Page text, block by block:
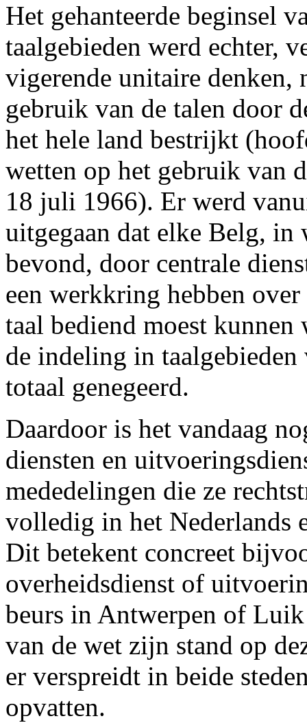
Het gehanteerde beginsel
taalgebieden werd echter,
vigerende unitaire
gebruik van de talen door
het hele land bestrijkt
wetten op het gebruik van
18 juli 1966). Er werd
uitgegaan dat elke Belg,
bevond, door centrale
een werkkring hebben
taal bediend moest
de indeling in taalgebieden
totaal genegeerd.
Daardoor is het vandaag
diensten en
mededelingen die ze
volledig in het Nederlands
Dit betekent concreet
overheidsdienst of
beurs in Antwerpen of
van de wet zijn stand op
er verspreidt in beide
opvatten.